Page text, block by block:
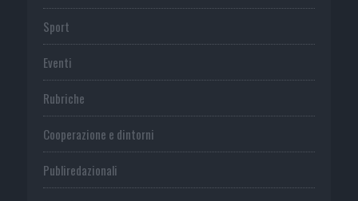
Sport
Eventi
Rubriche
Cooperazione e dintorni
Publiredazionali